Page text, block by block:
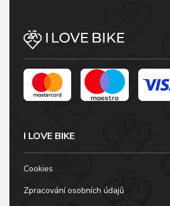
I LOVE BIKE
Cookies
Zpracování osobních údajů